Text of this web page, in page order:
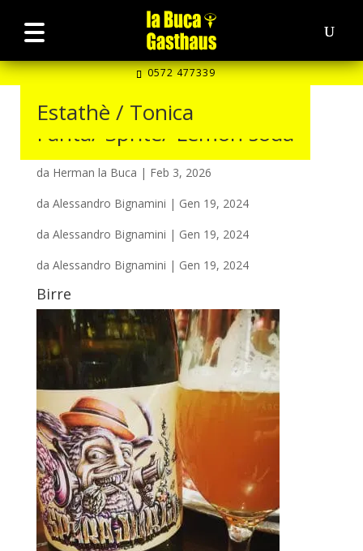
0572 477339
Monster energy drink
daHerman la Buca |Feb 3, 2026
Red bull
da Herman la Buca | Feb 3, 2026
Acqua
da Alessandro Bignamini | Gen 19, 2024
Coca cola/ Coca zero/
Fanta/ Sprite/ Lemon soda
da Alessandro Bignamini | Gen 19, 2024
Estathè / Tonica
da Alessandro Bignamini | Gen 19, 2024
Birre